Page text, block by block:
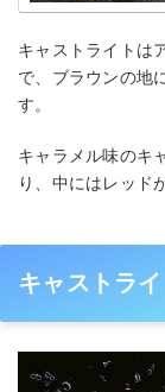
キャストライトは
で、ブラウンの地
す。
キャラメル味のキ
り、中にはレッド
キャストラ